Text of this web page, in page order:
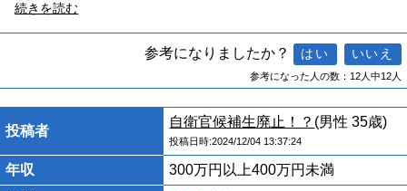
続きを読む
参考になりましたか？
参考になった人の数：12人中12人
投稿者
自衛官候補生廃止！？ (男性 35歳)
投稿日時:2024/12/04 13:37:24
年収
300万円以上400万円未満